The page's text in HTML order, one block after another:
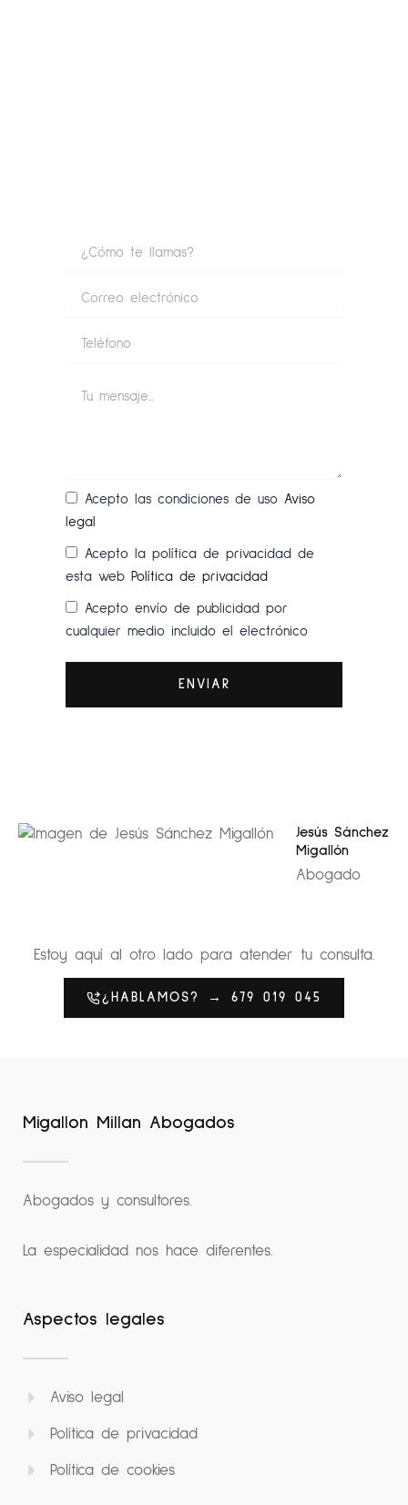
Acepto las condiciones de uso Aviso
legal
Acepto la política de privacidad de
esta web Política de privacidad
Acepto envío de publicidad por
cualquier medio incluido el electrónico
ENVIAR
Jesús Sánchez
Migallón
Abogado
Estoy aquí al otro lado para atender tu consulta.
¿HABLAMOS? → 679 019 045
Migallon Millan Abogados
Abogados y consultores.
La especialidad nos hace diferentes.
Aspectos legales
Aviso legal
Política de privacidad
Política de cookies